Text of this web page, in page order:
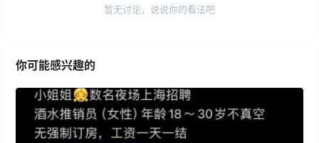
暂无讨论，说说你的看法吧
你可能感兴趣的